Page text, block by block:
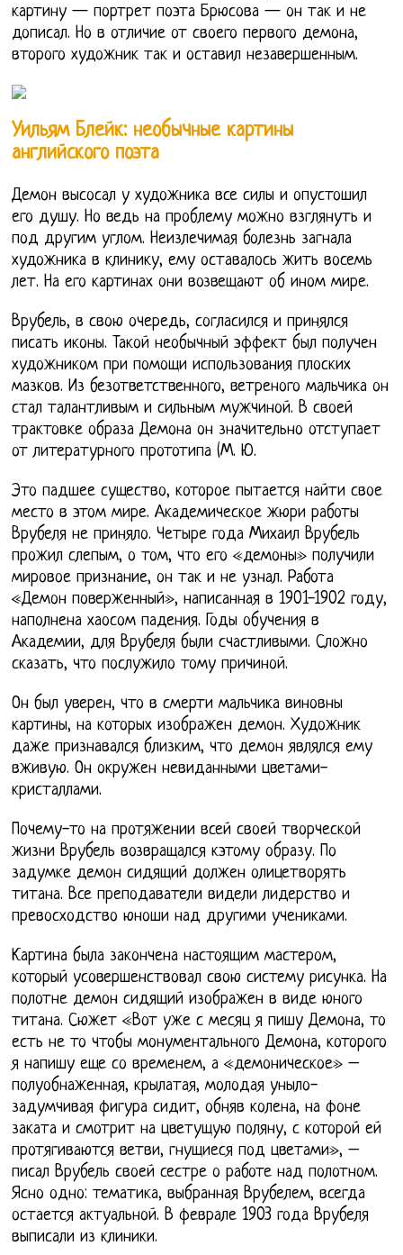
картину — портрет поэта Брюсова — он так и не
дописал. Но в отличие от своего первого демона,
второго художник так и оставил незавершенным.
Уильям Блейк: необычные картины
английского поэта
Демон высосал у художника все силы и опустошил
его душу. Но ведь на проблему можно взглянуть и
под другим углом. Неизлечимая болезнь загнала
художника в клинику, ему оставалось жить восемь
лет. На его картинах они возвещают об ином мире.
Врубель, в свою очередь, согласился и принялся
писать иконы. Такой необычный эффект был получен
художником при помощи использования плоских
мазков. Из безответственного, ветреного мальчика он
стал талантливым и сильным мужчиной. В своей
трактовке образа Демона он значительно отступает
от литературного прототипа (М. Ю.
Это падшее существо, которое пытается найти свое
место в этом мире. Академическое жюри работы
Врубеля не приняло. Четыре года Михаил Врубель
прожил слепым, о том, что его «демоны» получили
мировое признание, он так и не узнал. Работа
«Демон поверженный», написанная в 1901-1902 году,
наполнена хаосом падения. Годы обучения в
Академии, для Врубеля были счастливыми. Сложно
сказать, что послужило тому причиной.
Он был уверен, что в смерти мальчика виновны
картины, на которых изображен демон. Художник
даже признавался близким, что демон являлся ему
вживую. Он окружен невиданными цветами-
кристаллами.
Почему-то на протяжении всей своей творческой
жизни Врубель возвращался кэтому образу. По
задумке демон сидящий должен олицетворять
титана. Все преподаватели видели лидерство и
превосходство юноши над другими учениками.
Картина была закончена настоящим мастером,
который усовершенствовал свою систему рисунка. На
полотне демон сидящий изображен в виде юного
титана. Сюжет «Вот уже с месяц я пишу Демона, то
есть не то чтобы монументального Демона, которого
я напишу еще со временем, а «демоническое» –
полуобнаженная, крылатая, молодая уныло-
задумчивая фигура сидит, обняв колена, на фоне
заката и смотрит на цветущую поляну, с которой ей
протягиваются ветви, гнущиеся под цветами», –
писал Врубель своей сестре о работе над полотном.
Ясно одно: тематика, выбранная Врубелем, всегда
остается актуальной. В феврале 1903 года Врубеля
выписали из клиники.